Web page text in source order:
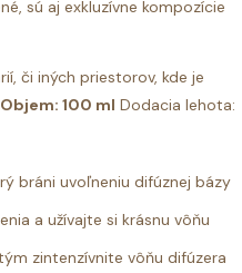
sú aj exkluzívne kompozície
či iných priestorov, kde je
Objem: 100 ml Dodacia lehota:
bráni uvoľneniu difúznej bázy
a užívajte si krásnu vôňu
zintenzívnite vôňu difúzera